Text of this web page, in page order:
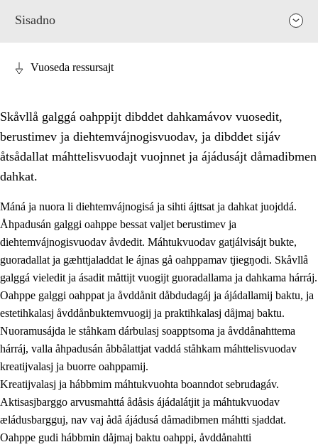
Sisadno
1. Åhpadusá árvvovuodo
1.1 Almasjárvvo
Identitiehtta ja kultuvralasj moattevuohta
1.3 Lájttális ájádallam ja estetihkalasj diedulasjvuohta
Dahkamávvo, berustibme ja diehtemvájnogisvuohta
1.5 Vieledus luonnduj ja birásdiedulasjvuohta
1.6 Demokratijja ja oassálasstem
Vuoseda ressursajt
Skåvllå galggá oahppijt dibddet dahkamávov vuosedit,
berustimev ja diehtemvájnogisvuodav, ja dibddet sijáv
åtsådallat máhttelisvuodajt vuojnnet ja ájádusájt dåmadibmen
dahkat.
Máná ja nuora li diehtemvájnogisá ja sihti ájttsat ja dahkat juojddá.
Åhpadusán galggi oahppe bessat valjet berustimev ja
diehtemvájnogisvuodav åvdedit. Máhtukvuodav gatjálvisájt bukte,
guoradallat ja gæhttjaladdat le ájnas gå oahppamav tjiegŋodi. Skåvllå
galggá vieledit ja ásadit måttijt vuogijt guoradallama ja dahkama hárráj.
Oahppe galggi oahppat ja åvddånit dåbdudagáj ja ájádallamij baktu, ja
estetihkalasj åvddånbuktemvuogij ja praktihkalasj dåjmaj baktu.
Nuoramusájda le ståhkam dárbulasj soapptsoma ja åvddånahttema
hárráj, valla åhpadusán åbbålattjat vaddá ståhkam máhttelisvuodav
kreatijvalasj ja buorre oahppamij.
Kreatijvalasj ja hábbmim máhtukvuohta boanndot sebrudagáv.
Aktisasjbarggo arvusmahttá ådåsis ájádalátjit ja máhtukvuodav
æládusbargguj, nav vaj ådå ájádusá dåmadibmen máhtti sjaddat.
Oahppe gudi hábbmin dåjmaj baktu oahppi, åvddånahtti